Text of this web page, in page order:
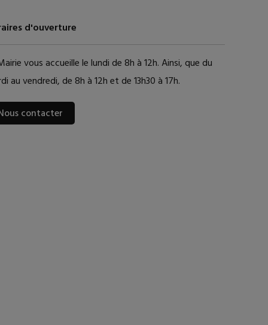
d'ouverture
vous accueille le lundi de 8h à 12h. Ainsi, que du
au vendredi, de 8h à 12h et de 13h30 à 17h.
contacter